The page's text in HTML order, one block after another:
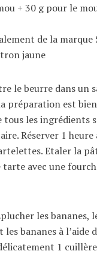
+ 30 g pour le
de la marque
jaune
le beurre dans un
préparation est
les ingrédients
Réserver 1
Etaler la
tarte avec une
les bananes,
bananes à l’aide
1